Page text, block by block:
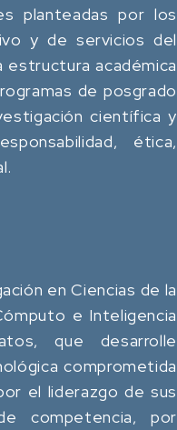
planteadas por los
y de servicios del
estructura académica
de posgrado
científica y
ética,
en Ciencias de la
e Inteligencia
que desarrolle
comprometida
el liderazgo de sus
competencia, por